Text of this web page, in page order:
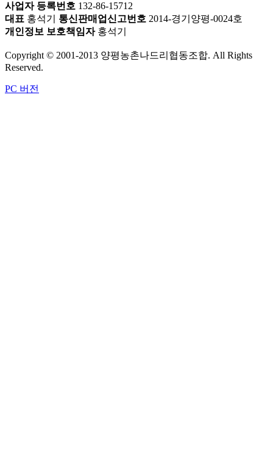
사업자 등록번호 132-86-15712
대표 홍석기 통신판매업신고번호 2014-경기양평-0024호
개인정보 보호책임자홍석기
Copyright © 2001-2013 양평농촌나드리협동조합. All Rights
Reserved.
PC 버전